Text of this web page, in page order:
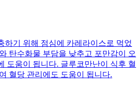
하기 위해 점심에 카레라이스로 먹었
탄수화물 부담을 낮추고 포만감이 오
도움이 됩니다. 글루코만난이 식후 혈
혈당 관리에도 도움이 됩니다.